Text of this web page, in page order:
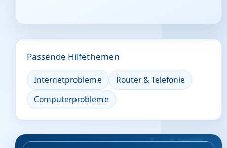
Passende Hilfethemen
Internetprobleme
Router & Telefonie
Computerprobleme